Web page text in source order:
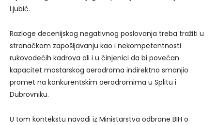
Ljubić.
Razloge decenijskog negativnog poslovanja treba tražiti u
stranačkom zapošljavanju kao i nekompetentnosti
rukovodećih kadrova ali i u činjenici da bi povećan
kapacitet mostarskog aerodroma indirektno smanjio
promet na konkurentskim aerodromima u Splitu i
Dubrovniku.
U tom kontekstu navodi iz Ministarstva odbrane BIH o